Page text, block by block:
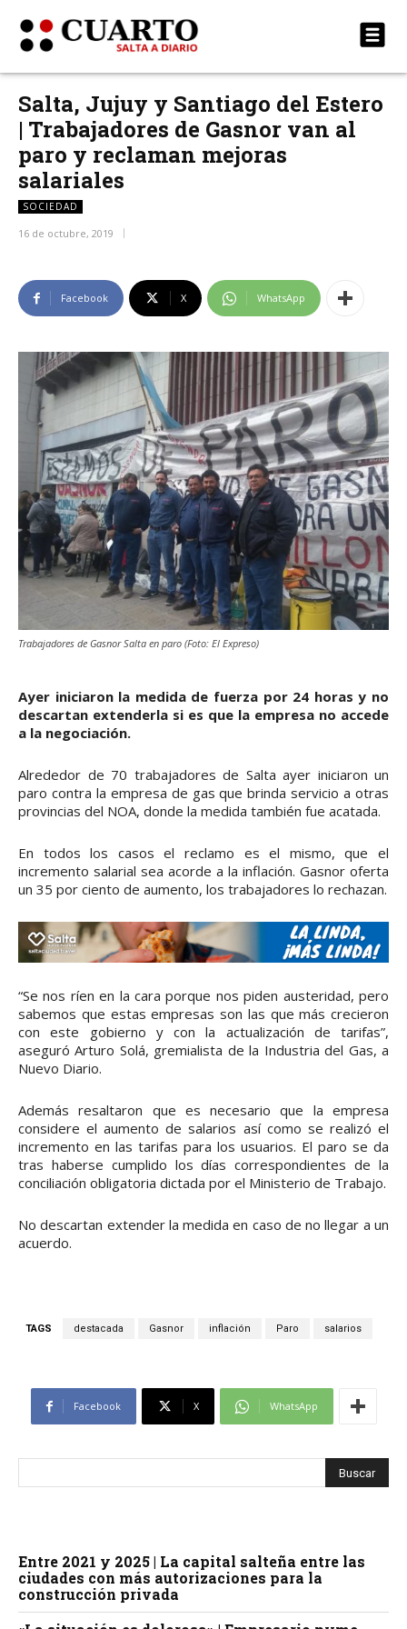
Salta, Jujuy y Santiago del Estero
| Trabajadores de Gasnor van al
paro y reclaman mejoras
salariales
SOCIEDAD
16 de octubre, 2019
Facebook X WhatsApp
Trabajadores de Gasnor Salta en paro (Foto: El Expreso)
Ayer iniciaron la medida de fuerza por 24 horas y no
descartan extenderla si es que la empresa no accede
a la negociación.
Alrededor de 70 trabajadores de Salta ayer iniciaron un
paro contra la empresa de gas que brinda servicio a otras
provincias del NOA, donde la medida también fue acatada.
En todos los casos el reclamo es el mismo, que el
incremento salarial sea acorde a la inflación. Gasnor oferta
un 35 por ciento de aumento, los trabajadores lo rechazan.
“Se nos ríen en la cara porque nos piden austeridad, pero
sabemos que estas empresas son las que más crecieron
con este gobierno y con la actualización de tarifas”,
aseguró Arturo Solá, gremialista de la Industria del Gas, a
Nuevo Diario.
Además resaltaron que es necesario que la empresa
considere el aumento de salarios así como se realizó el
incremento en las tarifas para los usuarios. El paro se da
tras haberse cumplido los días correspondientes de la
conciliación obligatoria dictada por el Ministerio de Trabajo.
No descartan extender la medida en caso de no llegar a un
acuerdo.
TAGS destacada Gasnor inflación Paro salarios
Facebook X WhatsApp
Entre 2021 y 2025 | La capital salteña entre las
ciudades con más autorizaciones para la
construcción privada